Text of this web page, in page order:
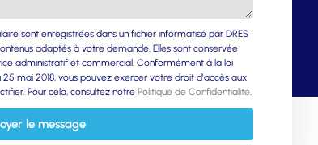
sont enregistrées dans un fichier informatisé par DRES
adaptés à votre demande. Elles sont conservée
administratif et commercial. Conformément à la loi
mai 2018, vous pouvez exercer votre droit d'accès aux
Pour cela, consultez notre Politique de Confidentialité.
le message